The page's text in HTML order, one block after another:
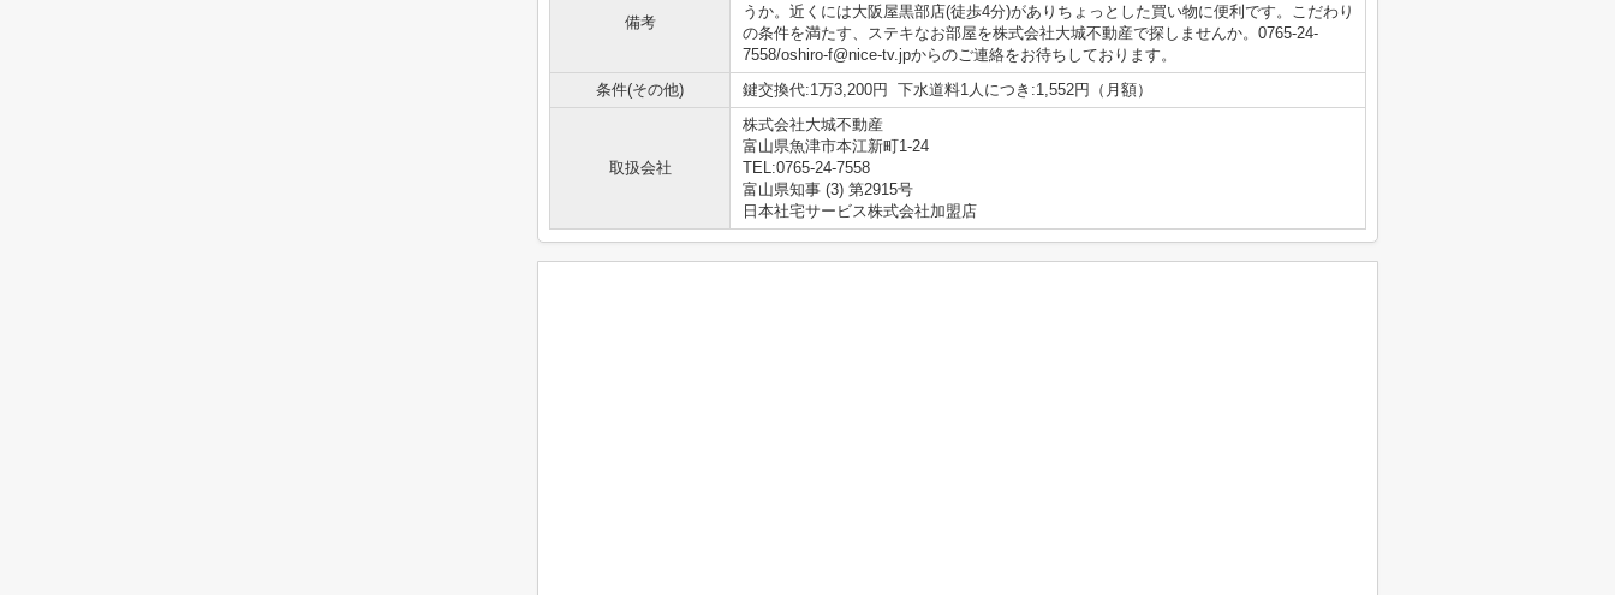
備考
うか。近くには大阪屋黒部店(徒歩4分)がありちょっとした買い物に便利です。こだわり
の条件を満たす、ステキなお部屋を株式会社大城不動産で探しませんか。0765-24-
7558/oshiro-f@nice-tv.jpからのご連絡をお待ちしております。
条件(その他)
鍵交換代:1万3,200円 下水道料1人につき:1,552円（月額）
取扱会社
株式会社大城不動産
富山県魚津市本江新町1-24
TEL:0765-24-7558
富山県知事 (3) 第2915号
日本社宅サービス株式会社加盟店